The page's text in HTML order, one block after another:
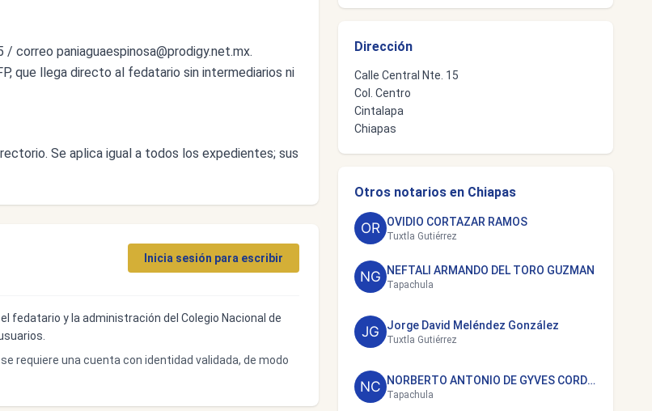
/ correo paniaguaespinosa@prodigy.net.mx.
que llega directo al fedatario sin intermediarios ni
Se aplica igual a todos los expedientes; sus
Inicia sesión para escribir
fedatario y la administración del Colegio Nacional de
requiere una cuenta con identidad validada, de modo
Dirección
Calle Central Nte. 15
Col. Centro
Cintalapa
Chiapas
Otros notarios en Chiapas
OVIDIO CORTAZAR RAMOS
Tuxtla Gutiérrez
NEFTALI ARMANDO DEL TORO GUZMAN
Tapachula
Jorge David Meléndez González
Tuxtla Gutiérrez
NORBERTO ANTONIO DE GYVES CORDOVA
Tapachula